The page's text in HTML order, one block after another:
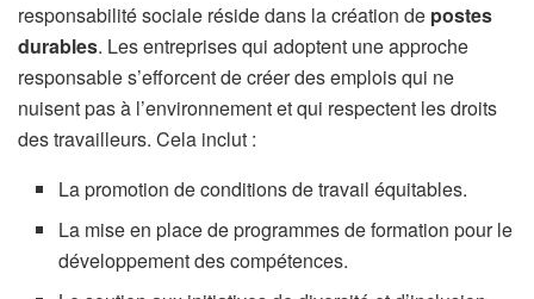
responsabilité sociale réside dans la création de postes
durables. Les entreprises qui adoptent une approche
responsable s’efforcent de créer des emplois qui ne
nuisent pas à l’environnement et qui respectent les droits
des travailleurs. Cela inclut :
La promotion de conditions de travail équitables.
La mise en place de programmes de formation pour le
développement des compétences.